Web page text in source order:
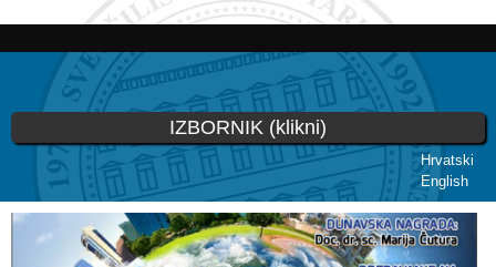
Skip to
content
Hrvatski
English
IZBORNIK (klikni)
You are here